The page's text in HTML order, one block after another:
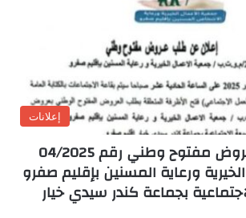
إعلانات
إعلان عن طلب عروض مفتوح وطني رقم 04/2025
ورعاية المسنين بإقليم صفرو
بجماعة كندر سيدي خيار